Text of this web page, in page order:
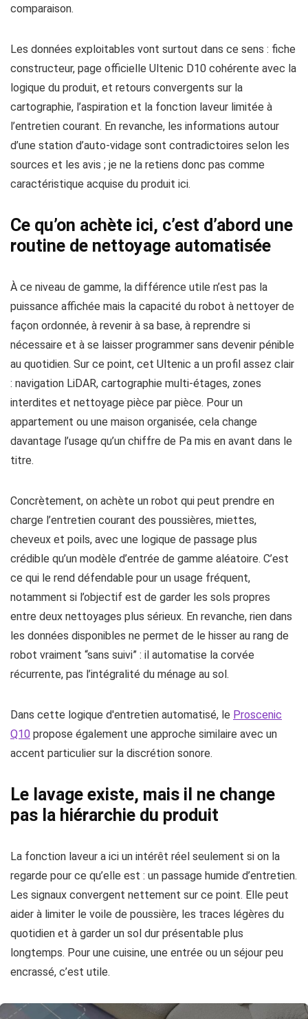
comparaison.
Les données exploitables vont surtout dans ce sens : fiche
constructeur, page officielle Ultenic D10 cohérente avec la
logique du produit, et retours convergents sur la
cartographie, l’aspiration et la fonction laveur limitée à
l’entretien courant. En revanche, les informations autour
d’une station d’auto-vidage sont contradictoires selon les
sources et les avis ; je ne la retiens donc pas comme
caractéristique acquise du produit ici.
Ce qu’on achète ici, c’est d’abord une
routine de nettoyage automatisée
À ce niveau de gamme, la différence utile n’est pas la
puissance affichée mais la capacité du robot à nettoyer de
façon ordonnée, à revenir à sa base, à reprendre si
nécessaire et à se laisser programmer sans devenir pénible
au quotidien. Sur ce point, cet Ultenic a un profil assez clair
: navigation LiDAR, cartographie multi-étages, zones
interdites et nettoyage pièce par pièce. Pour un
appartement ou une maison organisée, cela change
davantage l’usage qu’un chiffre de Pa mis en avant dans le
titre.
Concrètement, on achète un robot qui peut prendre en
charge l’entretien courant des poussières, miettes,
cheveux et poils, avec une logique de passage plus
crédible qu’un modèle d’entrée de gamme aléatoire. C’est
ce qui le rend défendable pour un usage fréquent,
notamment si l’objectif est de garder les sols propres
entre deux nettoyages plus sérieux. En revanche, rien dans
les données disponibles ne permet de le hisser au rang de
robot vraiment “sans suivi” : il automatise la corvée
récurrente, pas l’intégralité du ménage au sol.
Dans cette logique d'entretien automatisé, le Proscenic
Q10 propose également une approche similaire avec un
accent particulier sur la discrétion sonore.
Le lavage existe, mais il ne change
pas la hiérarchie du produit
La fonction laveur a ici un intérêt réel seulement si on la
regarde pour ce qu’elle est : un passage humide d’entretien.
Les signaux convergent nettement sur ce point. Elle peut
aider à limiter le voile de poussière, les traces légères du
quotidien et à garder un sol dur présentable plus
longtemps. Pour une cuisine, une entrée ou un séjour peu
encrassé, c’est utile.